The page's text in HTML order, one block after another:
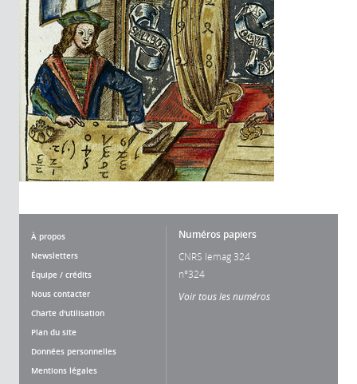
À propos
Newsletters
Équipe / crédits
Nous contacter
Charte d'utilisation
Plan du site
Données personnelles
Mentions légales
Numéros papiers
CNRS lemag 324
n°324
Voir tous les numéros